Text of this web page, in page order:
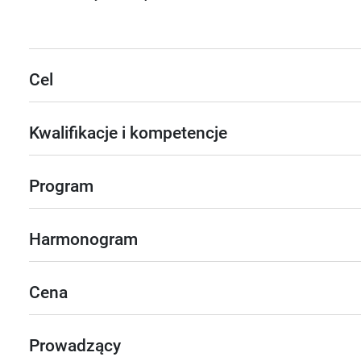
Cel
Kwalifikacje i kompetencje
Program
Harmonogram
Cena
Prowadzący